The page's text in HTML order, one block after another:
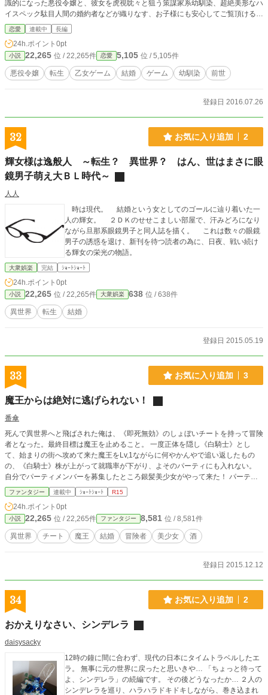
識的になった悪役令嬢と、彼女を虎視眈々と狙う策謀家系幼馴染、超絶美形なハ
イスペック駄目人間の婚約者などが織りなす、お子様にも安心してご覧頂ける悪
役令嬢の話。ゆっくり更新で進めていきます。
恋愛 連載中 長編
24h.ポイント 0pt
小説 22,265 位 / 22,265件 恋愛 5,105 位 / 5,105件
悪役令嬢 転生 乙女ゲーム 結婚 ゲーム 幼馴染 前世
登録日 2016.07.26
32 お気に入り追加 2
輝女様は逸般人 ～転生？ 異世界？ はん、世はまさに眼
鏡男子萌え大ＢＬ時代～
人人
時は現代。 結婚という女としてのゴールに辿り着いた一
人の輝女。 ２ＤＫのせせこましい部屋で、汗みどろになり
ながら旦那系眼鏡男子と同人誌を描く。 これは数々の眼鏡
男子の誘惑を退け、新刊を待つ読者の為に、日夜、戦い続け
る輝女の栄光の物語。
大衆娯楽 完結 ｼｮｰﾄｼｮｰﾄ
24h.ポイント 0pt
小説 22,265 位 / 22,265件 大衆娯楽 638 位 / 638件
異世界 転生 結婚
登録日 2015.05.19
33 お気に入り追加 3
魔王からは絶対に逃げられない！
番傘
死んで異世界へと飛ばされた俺は、《即死無効》のしょぼいチートを持って冒険
者となった。最終目標は魔王を止めること。 一度正体を隠し《白騎士》とし
て、始まりの街へ攻めて来た魔王をLv,1ながらに何やかんやで追い返したもの
の、《白騎士》株が上がって就職率が下がり、よそのパーティにも入れない。
自分でパーティメンバーを募集したところ銀髪美少女がやって来た！ パーティ
を組んで狩りに出て、稼いだ金で酒場で飲んで大盛り上がり！ ーー翌日、裸の
俺の隣で裸の彼女が寝てました。さらには俺の身体に異変が起こり、頬に謎の紋
様まで現れる始末。 「何だこりゃ！」 「ぁああぁああああ……終わった……そ
れは|魔王《私》と貴様の結婚の証だ……！」 銀髪美少女の正体は百聞は一見に
如かずで潜入調査に来た魔王だった！ 「俺白騎士なんだけど……」 「!&#8265;
&#65038;」 あれ、これ俺が魔王軍に降る感じですか。
ファンタジー 連載中 ｼｮｰﾄｼｮｰﾄ R15
24h.ポイント 0pt
小説 22,265 位 / 22,265件 ファンタジー 8,581 位 / 8,581件
異世界 チート 魔王 結婚 冒険者 美少女 酒
登録日 2015.12.12
34 お気に入り追加 2
おかえりなさい、シンデレラ
daisysacky
12時の鐘に間に合わず、現代の日本にタイムトラベルしたエ
ラ。 無事に元の世界に戻ったと思いきや… 「ちょっと待って
よ、シンデレラ」の続編です。 その後どうなったか… ２人の
シンデレラを巡り、ハラハラドキドキしながら、巻き込まれ